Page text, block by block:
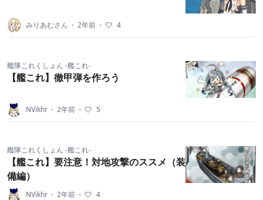
みりあむさん ・ 2年前 ・ 4
艦隊これくしょん -艦これ-
【艦これ】徹甲弾を作ろう
NVikhr ・ 2年前 ・ 5
艦隊これくしょん -艦これ-
【艦これ】要注意！対地攻撃のススメ（装
備編）
NVikhr ・ 2年前 ・ 4